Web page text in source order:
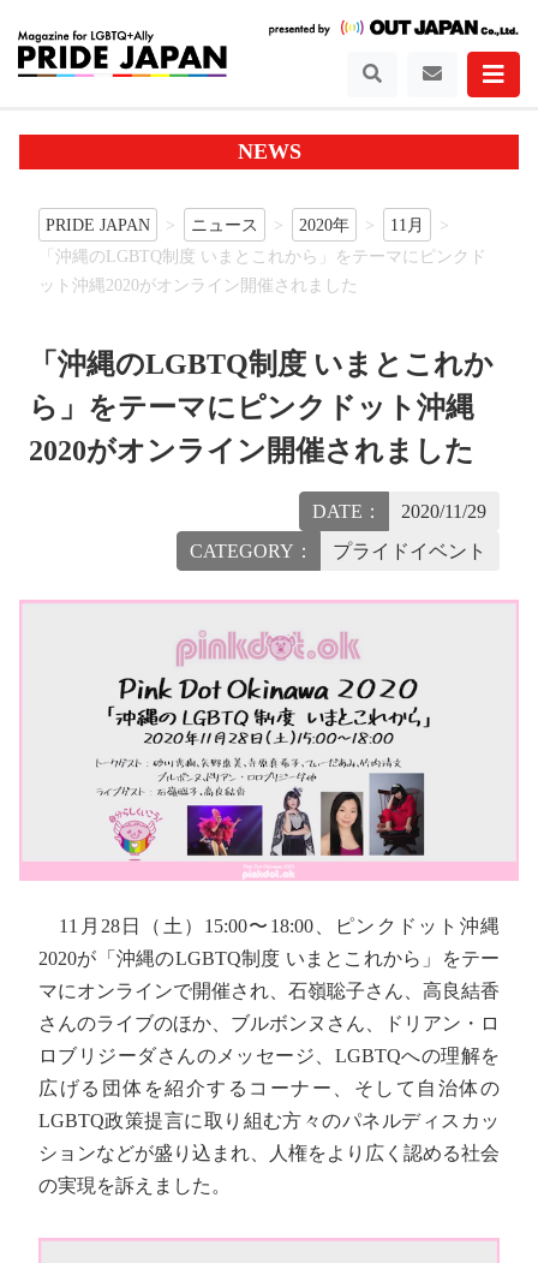
NEWS
PRIDE JAPAN ニュース 2020年
11月
「沖縄のLGBTQ制度 いまとこれから」をテーマにピンクド
ット沖縄2020がオンライン開催されました
「沖縄のLGBTQ制度 いまとこれか
ら」をテーマにピンクドット沖縄
2020がオンライン開催されました
DATE：
2020/11/29
CATEGORY：
プライドイベント
11月28日（土）15:00〜18:00、ピンクドット沖縄
2020が「沖縄のLGBTQ制度 いまとこれから」をテー
マにオンラインで開催され、石嶺聡子さん、高良結香
さんのライブのほか、ブルボンヌさん、ドリアン・ロ
ロブリジーダさんのメッセージ、LGBTQへの理解を
広げる団体を紹介するコーナー、そして自治体の
LGBTQ政策提言に取り組む方々のパネルディスカッ
ションなどが盛り込まれ、人権をより広く認める社会
の実現を訴えました。